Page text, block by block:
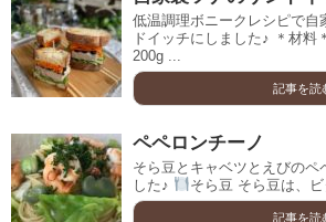
低温調理ボニークレシピで自
ドイッチにしました♪ ＊材
200g ...
記事を読
ペペロンチーノ
そら豆とキャベツとえびのペ
した♪
そら豆 そら豆は、
記事を読